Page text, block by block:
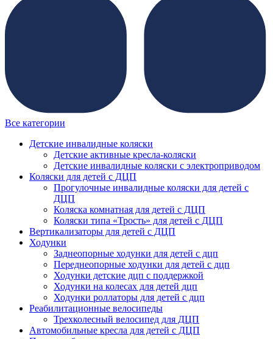
Все категории
Детские инвалидные коляски
Детские активные кресла-коляски
Детские инвалидные коляски с электроприводом
Коляски для детей с ДЦП
Прогулочные инвалидные коляски для детей с
ДЦП
Коляска комнатная для детей с ДЦП
Коляски типа «Трость» для детей с ДЦП
Вертикализаторы для детей с ДЦП
Ходунки
Заднеопорные ходунки для детей с дцп
Переднеопорные ходунки для детей с дцп
Ходунки детские дцп с поддержкой
Ходунки на колесах для детей дцп
Ходунки роллаторы для детей с дцп
Реабилитационные велосипеды
Трехколесный велосипед для ДЦП
Автомобильные кресла для детей с ДЦП